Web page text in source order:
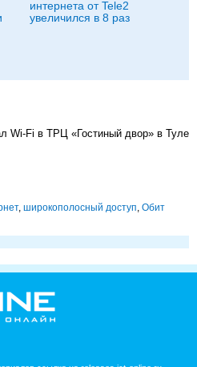
интернета от Tele2
увеличился в 8 раз
Wi-Fi в ТРЦ «Гостиный двор» в Туле
, широкополосный доступ, Обит